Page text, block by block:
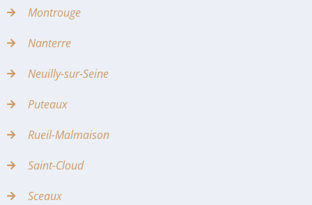
Montrouge
Nanterre
Neuilly-sur-Seine
Puteaux
Rueil-Malmaison
Saint-Cloud
Sceaux